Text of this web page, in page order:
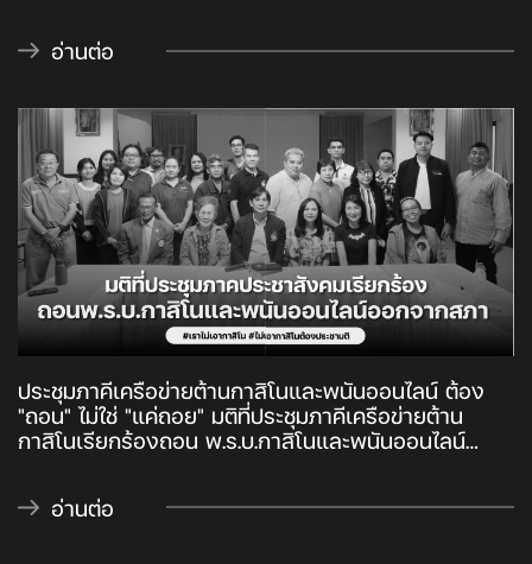
อ่านต่อ
ประชุมภาคีเครือข่ายต้านกาสิโนและพนันออนไลน์ ต้อง
"ถอน" ไม่ใช่ "แค่ถอย" มติที่ประชุมภาคีเครือข่ายต้าน
กาสิโนเรียกร้องถอน พ.ร.บ.กาสิโนและพนันออนไลน์
อ่านต่อ